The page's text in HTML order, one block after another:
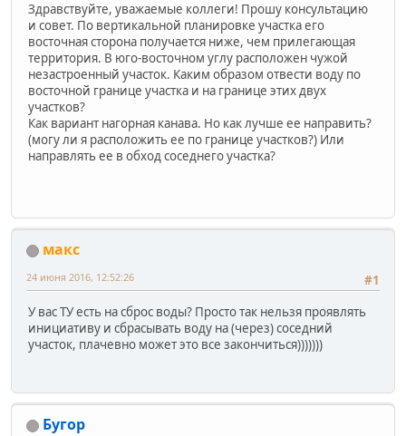
Здравствуйте, уважаемые коллеги! Прошу консультацию
и совет. По вертикальной планировке участка его
восточная сторона получается ниже, чем прилегающая
территория. В юго-восточном углу расположен чужой
незастроенный участок. Каким образом отвести воду по
восточной границе участка и на границе этих двух
участков?
Как вариант нагорная канава. Но как лучше ее направить?
(могу ли я расположить ее по границе участков?) Или
направлять ее в обход соседнего участка?
макс
#1
24 июня 2016, 12:52:26
У вас ТУ есть на сброс воды? Просто так нельзя проявлять
инициативу и сбрасывать воду на (через) соседний
участок, плачевно может это все закончиться)))))))
Бугор